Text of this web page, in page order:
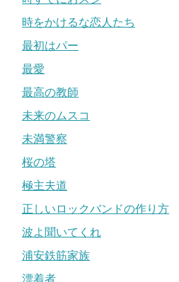
時をかけるな恋人たち
最初はパー
最愛
最高の教師
未来のムスコ
未満警察
桜の塔
極主夫道
正しいロックバンドの作り方
波よ聞いてくれ
浦安鉄筋家族
漂着者